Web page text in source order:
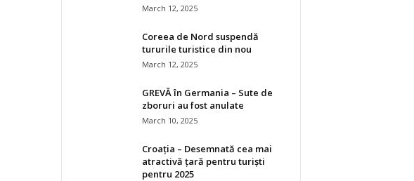
March 12, 2025
Coreea de Nord suspendă
tururile turistice din nou
March 12, 2025
GREVĂ în Germania – Sute de
zboruri au fost anulate
March 10, 2025
Croația – Desemnată cea mai
atractivă țară pentru turiști
pentru 2025